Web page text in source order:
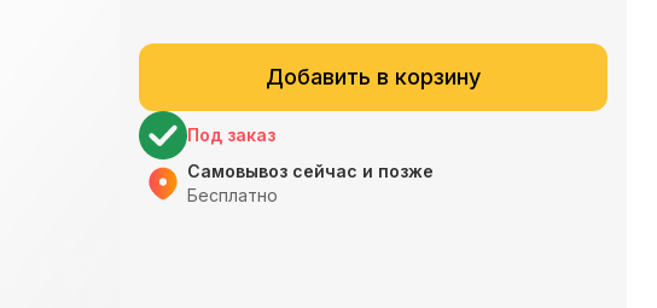
Добавить в корзину
Под заказ
Самовывоз сейчас и позже
Бесплатно